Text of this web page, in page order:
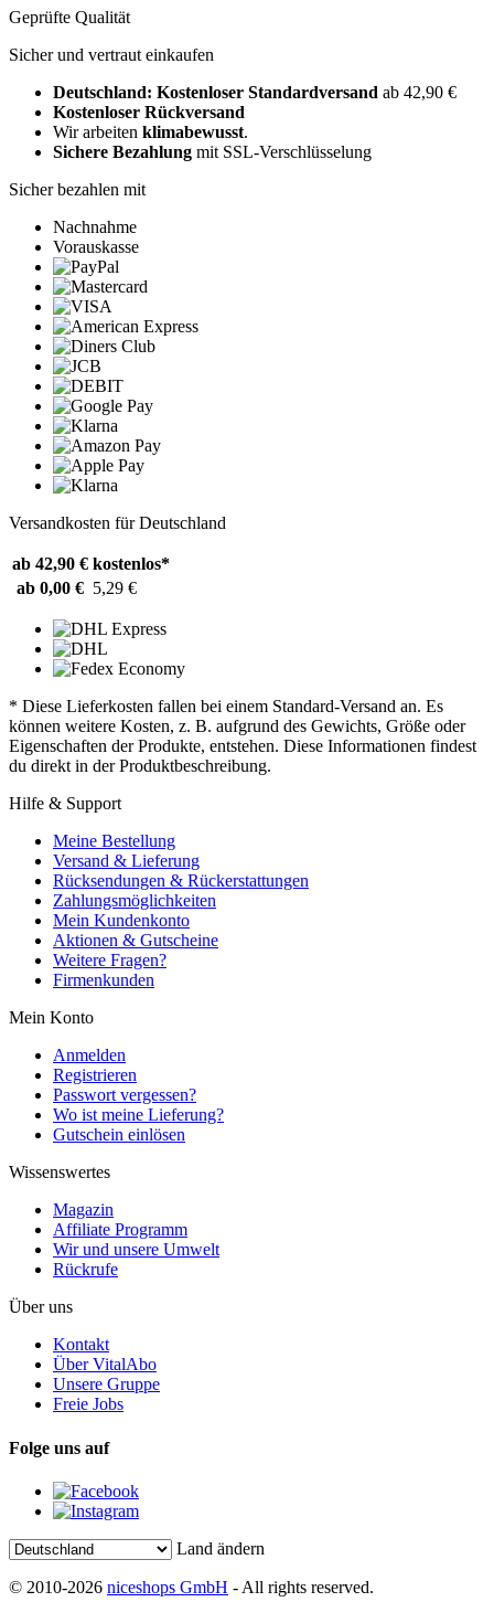
Geprüfte Qualität
Sicher und vertraut einkaufen
Deutschland: Kostenloser Standardversand ab 42,90 €
Kostenloser Rückversand
Wir arbeiten klimabewusst.
Sichere Bezahlung mit SSL-Verschlüsselung
Sicher bezahlen mit
Nachnahme
Vorauskasse
Versandkosten für Deutschland
ab 42,90 € kostenlos*
ab 0,00 € 5,29 €
* Diese Lieferkosten fallen bei einem Standard-Versand an. Es
können weitere Kosten, z. B. aufgrund des Gewichts, Größe oder
Eigenschaften der Produkte, entstehen. Diese Informationen findest
du direkt in der Produktbeschreibung.
Hilfe & Support
Meine Bestellung
Versand & Lieferung
Rücksendungen & Rückerstattungen
Zahlungsmöglichkeiten
Mein Kundenkonto
Aktionen & Gutscheine
Weitere Fragen?
Firmenkunden
Mein Konto
Anmelden
Registrieren
Passwort vergessen?
Wo ist meine Lieferung?
Gutschein einlösen
Wissenswertes
Magazin
Affiliate Programm
Wir und unsere Umwelt
Rückrufe
Über uns
Kontakt
Über VitalAbo
Unsere Gruppe
Freie Jobs
Folge uns auf
Land ändern
© 2010-2026 niceshops GmbH - All rights reserved.